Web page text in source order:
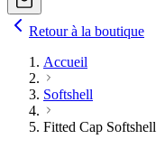
Retour à la boutique
Accueil
Softshell
Fitted Cap Softshell